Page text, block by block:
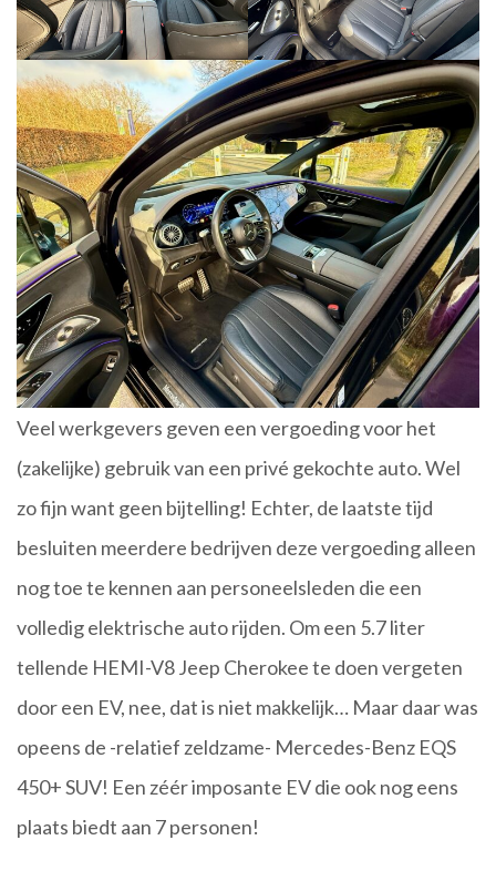
Veel werkgevers geven een vergoeding voor het
(zakelijke) gebruik van een privé gekochte auto. Wel
zo fijn want geen bijtelling! Echter, de laatste tijd
besluiten meerdere bedrijven deze vergoeding alleen
nog toe te kennen aan personeelsleden die een
volledig elektrische auto rijden. Om een 5.7 liter
tellende HEMI-V8 Jeep Cherokee te doen vergeten
door een EV, nee, dat is niet makkelijk… Maar daar was
opeens de -relatief zeldzame- Mercedes-Benz EQS
450+ SUV! Een zéér imposante EV die ook nog eens
plaats biedt aan 7 personen!